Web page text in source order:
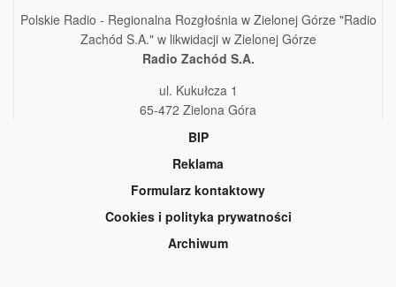
Polskie Radio - Regionalna Rozgłośnia w Zielonej Górze "Radio
Zachód S.A." w likwidacji w Zielonej Górze
Radio Zachód S.A.
ul. Kukułcza 1
65-472 Zielona Góra
BIP
Reklama
Formularz kontaktowy
Cookies i polityka prywatności
Archiwum